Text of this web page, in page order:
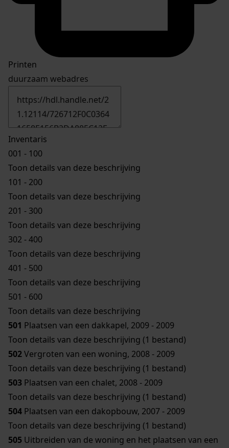
Printen
duurzaam webadres
Inventaris
001 - 100
Toon details van deze beschrijving
101 - 200
Toon details van deze beschrijving
201 - 300
Toon details van deze beschrijving
302 - 400
Toon details van deze beschrijving
401 - 500
Toon details van deze beschrijving
501 - 600
Toon details van deze beschrijving
501 Plaatsen van een dakkapel, 2009 - 2009
Toon details van deze beschrijving (1 bestand)
502Vergroten van een woning, 2008 - 2009
Toon details van deze beschrijving (1 bestand)
503 Plaatsen van een chalet, 2008 - 2009
Toon details van deze beschrijving (1 bestand)
504 Plaatsen van een dakopbouw, 2007 - 2009
Toon details van deze beschrijving (1 bestand)
505 Uitbreiden van de woning en het plaatsen van een